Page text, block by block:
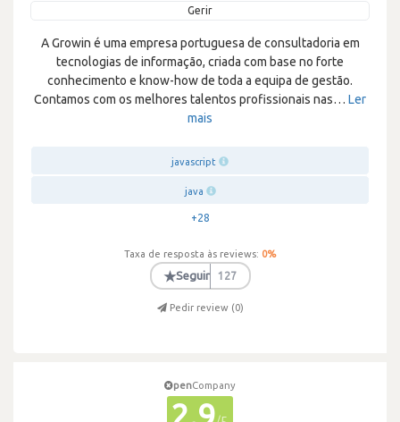
Gerir
A Growin é uma empresa portuguesa de consultadoria em
tecnologias de informação, criada com base no forte
conhecimento e know-how de toda a equipa de gestão.
Contamos com os melhores talentos profissionais nas… Ler
mais
javascript
java
+28
Taxa de resposta às reviews: 0%
★Seguir 127
Pedir review (0)
penCompany